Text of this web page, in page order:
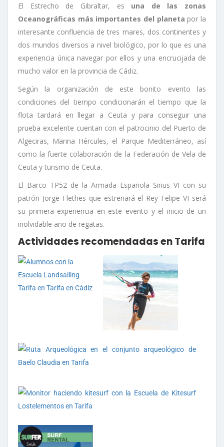
El Estrecho de Gibraltar, es una de las zonas
Oceanográficas más importantes del planeta por la
interesante confluencia de tres mares, dos continentes y
dos mundos diversos a nivel biológico, por lo que es una
experiencia única navegar por ellos y una encrucijada de
mucho valor en la provincia de Cádiz.
Según la organización de este bonito evento las
condiciones del tiempo condicionarán el tiempo que la
flota tardará en llegar a Ceuta y para conseguir una
prueba excelente cuentan con el patrocinio del Puerto de
Algeciras, Marina Hércules, el Parque Mediterráneo, así
como la fuerte colaboración de la Federación de Vela de
Ceuta y turismo de Ceuta.
El Barco TP52 de la Armada Española Sirius VI con su
patrón Jorge Flethes que estrenará el Rey Felipe VI será
su primera experiencia en este evento y el inicio de un
inolvidable año de regatas.
Actividades recomendadas en Tarifa